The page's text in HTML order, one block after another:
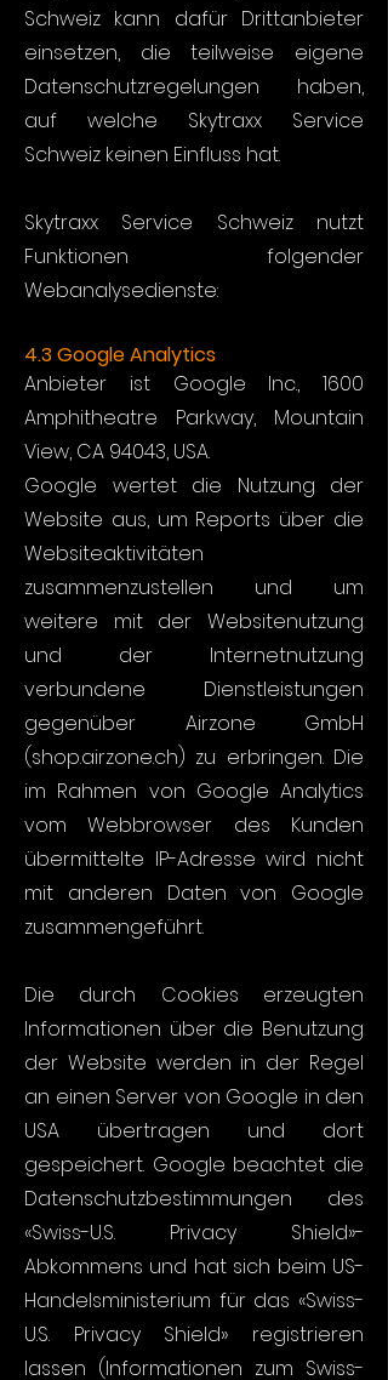
Schweiz kann dafür Drittanbieter
einsetzen, die teilweise eigene
Datenschutzregelungen haben,
auf welche Skytraxx Service
Schweiz keinen Einfluss hat.
Skytraxx Service Schweiz nutzt
Funktionen folgender
Webanalysedienste:
4.3 Google Analytics
Anbieter ist Google Inc., 1600
Amphitheatre Parkway, Mountain
View, CA 94043, USA.
Google wertet die Nutzung der
Website aus, um Reports über die
Websiteaktivitäten
zusammenzustellen und um
weitere mit der Websitenutzung
und der Internetnutzung
verbundene Dienstleistungen
gegenüber Airzone GmbH
(shop.airzone.ch) zu erbringen. Die
im Rahmen von Google Analytics
vom Webbrowser des Kunden
übermittelte IP-Adresse wird nicht
mit anderen Daten von Google
zusammengeführt.
Die durch Cookies erzeugten
Informationen über die Benutzung
der Website werden in der Regel
an einen Server von Google in den
USA übertragen und dort
gespeichert. Google beachtet die
Datenschutzbestimmungen des
«Swiss-U.S. Privacy Shield»-
Abkommens und hat sich beim US-
Handelsministerium für das «Swiss-
U.S. Privacy Shield» registrieren
lassen (Informationen zum Swiss-